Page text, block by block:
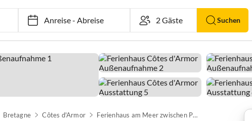
Anreise-Abreise Suchen
Bretagne Côtes d'Armor Ferienhaus am Meer zwischen Paimpol und Bréhat